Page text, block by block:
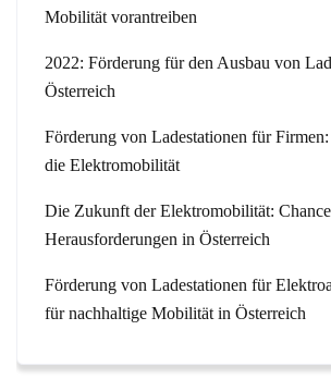
Mobilität vorantreiben
2022: Förderung für den Ausbau von
Österreich
Förderung von Ladestationen für
die Elektromobilität
Die Zukunft der Elektromobilität:
Herausforderungen in Österreich
Förderung von Ladestationen für
für nachhaltige Mobilität in Österreich